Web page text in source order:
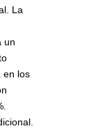
La
un
en los